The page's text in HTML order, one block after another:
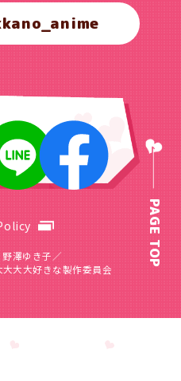
澤ゆき子／
大大好きな製作委員会
PAGE TOP